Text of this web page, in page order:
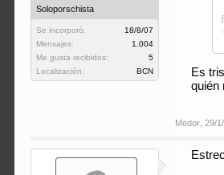
Soloporschista
Se incorporó:
18/8/07
Mensajes:
1.004
Me gusta recibidos:
5
Localización:
BCN
Es
quién
Medor 29/